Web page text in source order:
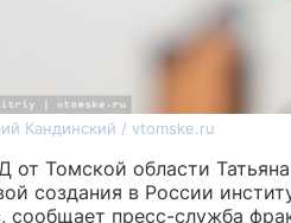
Кандинский / vtomske.ru
от Томской области
создания в России
сообщает пресс-служба